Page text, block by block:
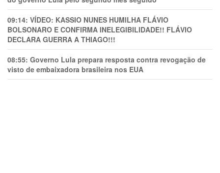
09:14: VÍDEO: KASSIO NUNES HUMlLHA FLÁVIO
BOLSONARO E CONFIRMA INELEGIBILIDADE!! FLÁVIO
DECLARA GUERRA A THIAGO!!!
08:55: Governo Lula prepara resposta contra revogação de
visto de embaixadora brasileira nos EUA